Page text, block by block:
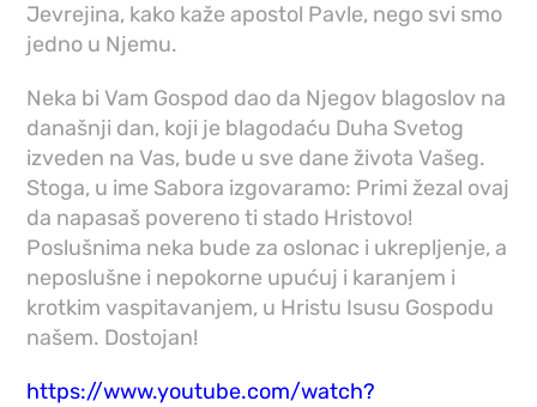
Jevrejina, kako kaže apostol Pavle, nego svi smo
jedno u Njemu.
Neka bi Vam Gospod dao da Njegov blagoslov na
današnji dan, koji je blagodaću Duha Svetog
izveden na Vas, bude u sve dane života Vašeg.
Stoga, u ime Sabora izgovaramo: Primi žezal ovaj
da napasaš povereno ti stado Hristovo!
Poslušnima neka bude za oslonac i ukrepljenje, a
neposlušne i nepokorne upućuj i karanjem i
krotkim vaspitavanjem, u Hristu Isusu Gospodu
našem. Dostojan!
https://www.youtube.com/watch?